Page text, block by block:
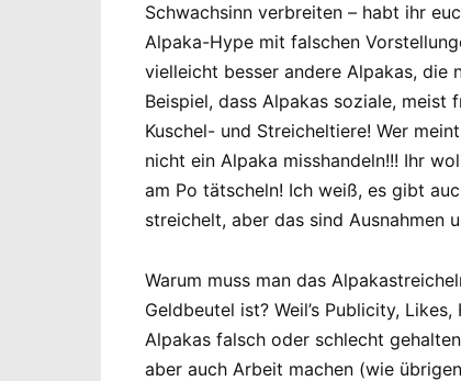
Schwachsinn verbreiten – habt ihr
Alpaka-Hype mit falschen
vielleicht besser andere Alpakas, die
Beispiel, dass Alpakas soziale,
Kuschel- und Streicheltiere! Wer
nicht ein Alpaka misshandeln!!! Ihr
am Po tätscheln! Ich weiß, es gibt
streichelt, aber das sind Ausnahmen
Warum muss man das
Geldbeutel ist? Weil’s Publicity,
Alpakas falsch oder schlecht
aber auch Arbeit machen (wie